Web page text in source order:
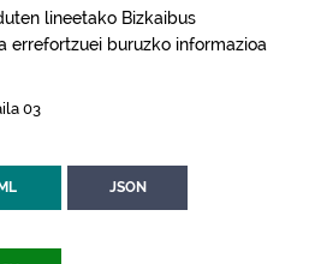
lineetako Bizkaibus
errefortzuei buruzko informazioa
03
JSON